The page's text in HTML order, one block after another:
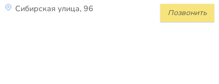
Позвонить
Сибирская улица, 96